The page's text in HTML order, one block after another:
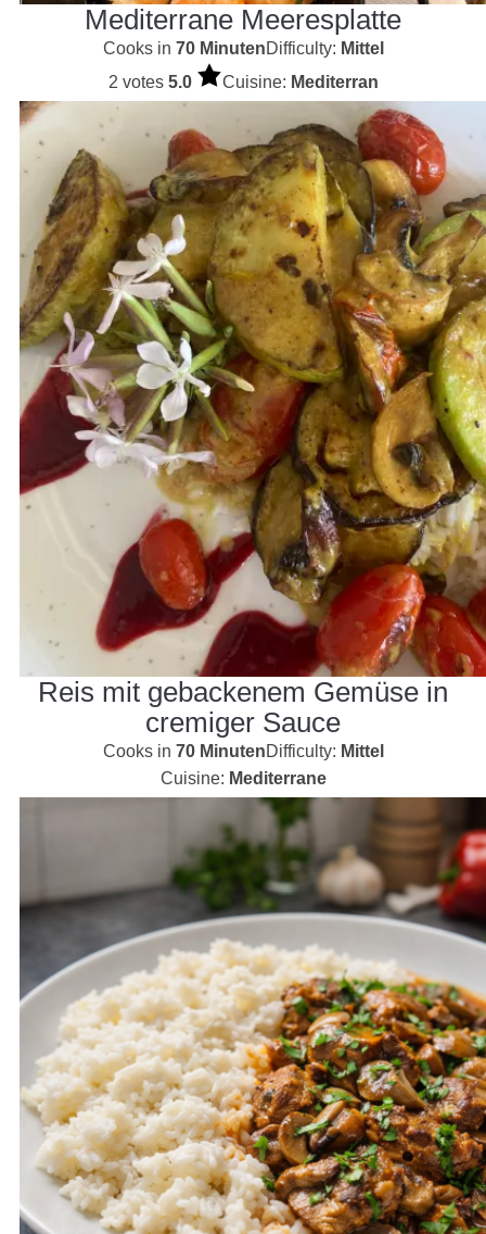
Mediterrane Meeresplatte
Cooks in 70 MinutenDifficulty: Mittel
2 votes 5.0 Cuisine: Mediterran
Reis mit gebackenem Gemüse in
cremiger Sauce
Cooks in 70 MinutenDifficulty: Mittel
Cuisine: Mediterrane